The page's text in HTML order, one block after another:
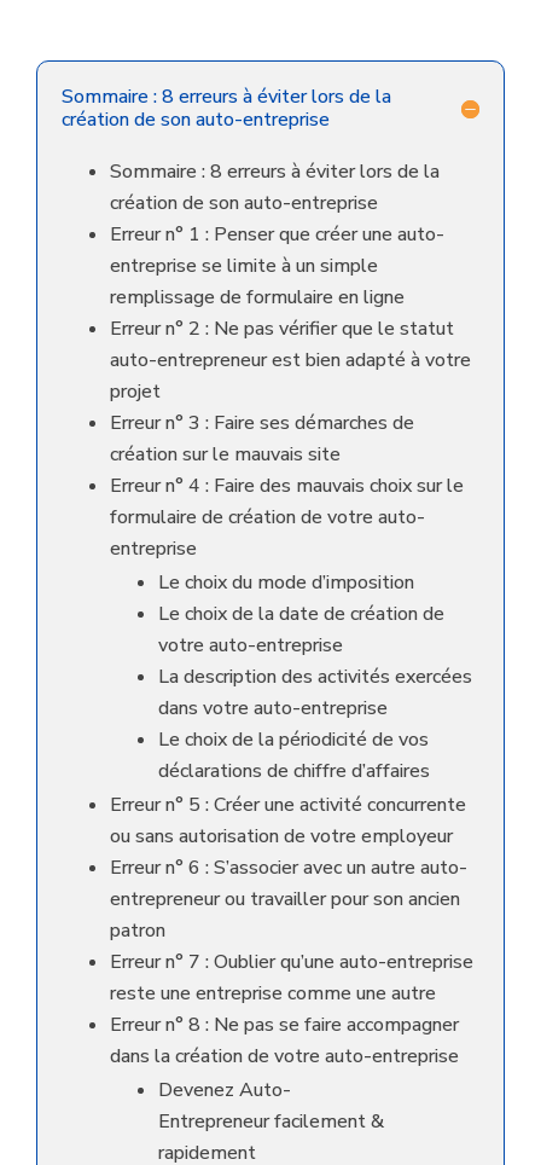
Sommaire : 8 erreurs à éviter lors de la
création de son auto-entreprise
Sommaire : 8 erreurs à éviter lors de la
création de son auto-entreprise
Erreur n° 1 : Penser que créer une auto-
entreprise se limite à un simple
remplissage de formulaire en ligne
Erreur n° 2 : Ne pas vérifier que le statut
auto-entrepreneur est bien adapté à votre
projet
Erreur n° 3 : Faire ses démarches de
création sur le mauvais site
Erreur n° 4 : Faire des mauvais choix sur le
formulaire de création de votre auto-
entreprise
Le choix du mode d’imposition
Le choix de la date de création de
votre auto-entreprise
La description des activités exercées
dans votre auto-entreprise
Le choix de la périodicité de vos
déclarations de chiffre d’affaires
Erreur n° 5 : Créer une activité concurrente
ou sans autorisation de votre employeur
Erreur n° 6 : S’associer avec un autre auto-
entrepreneur ou travailler pour son ancien
patron
Erreur n° 7 : Oublier qu’une auto-entreprise
reste une entreprise comme une autre
Erreur n° 8 : Ne pas se faire accompagner
dans la création de votre auto-entreprise
Devenez Auto-
Entrepreneur facilement &
rapidement